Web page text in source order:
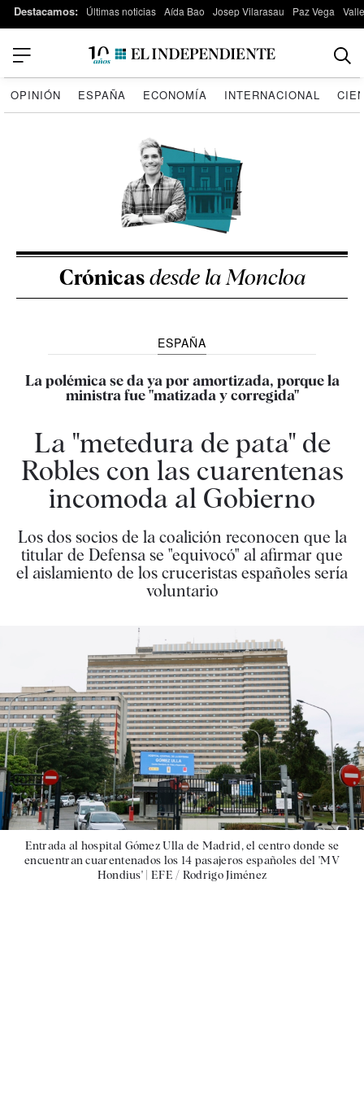
Destacamos: Últimas noticias Aída Bao Josep Vilarasau Paz Vega
OPINIÓN ESPAÑA ECONOMÍA INTERNACIONAL
Crónicasdesde la Moncloa
ESPAÑA
La polémica se da ya por amortizada, porque la
ministra fue "matizada y corregida"
La "metedura de pata" de
Robles con las cuarentenas
incomoda al Gobierno
Los dos socios de la coalición reconocen que la
titular de Defensa se "equivocó" al afirmar que
el aislamiento de los cruceristas españoles sería
voluntario
Entrada al hospital Gómez Ulla de Madrid, el centro donde se
encuentran cuarentenados los 14 pasajeros españoles del 'MV
Hondius' | EFE / Rodrigo Jiménez